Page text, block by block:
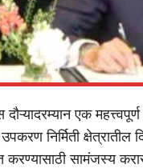
एक
निर्मिती क्षेत्रातील
सामंजस्य